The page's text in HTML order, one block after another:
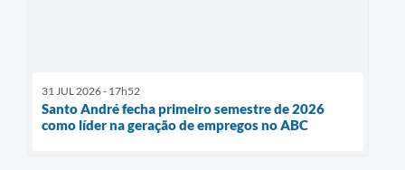
31 JUL 2026 - 17h52
Santo André fecha primeiro semestre de 2026
como líder na geração de empregos no ABC